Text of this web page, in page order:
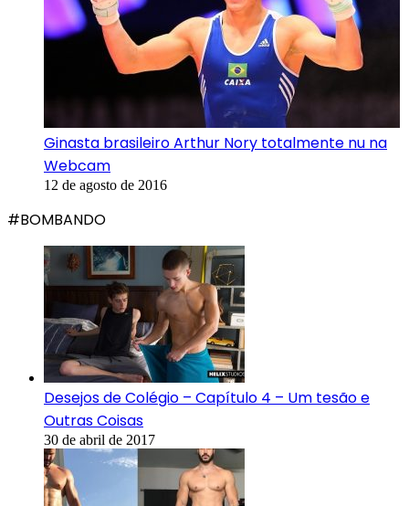
Ginasta brasileiro Arthur Nory totalmente nu na
Webcam
12 de agosto de 2016
#BOMBANDO
Desejos de Colégio – Capítulo 4 – Um tesão e
Outras Coisas
30 de abril de 2017